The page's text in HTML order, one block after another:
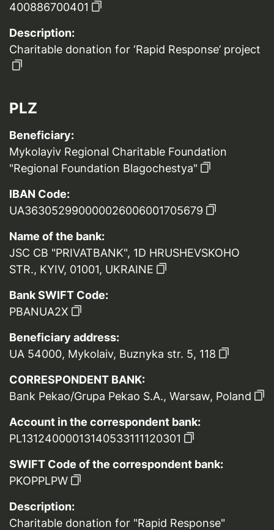
400886700401
Description:
Charitable donation for ‘Rapid Response’ project
PLZ
Beneficiary:
Mykolayiv Regional Charitable Foundation
"Regional Foundation Blagochestya"
IBAN Code:
UA363052990000026006001705679
Name of the bank:
JSC CB "PRIVATBANK", 1D HRUSHEVSKOHO
STR., KYIV, 01001, UKRAINE
Bank SWIFT Code:
PBANUA2X
Beneficiary address:
UA 54000, Mykolaiv, Buznyka str. 5, 118
CORRESPONDENT BANK:
Bank Pekao/Grupa Pekao S.A., Warsaw, Poland
Account in the correspondent bank:
PL13124000013140533111120301
SWIFT Code of the correspondent bank:
PKOPPLPW
Description:
Charitable donation for "Rapid Response"